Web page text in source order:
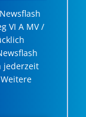
VI A MV /
jederzeit